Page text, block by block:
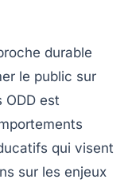
durable
le public sur
ODD est
qui visent
sur les enjeux